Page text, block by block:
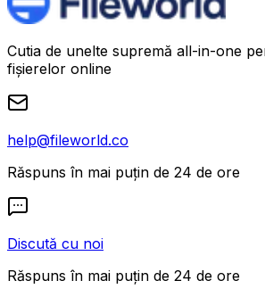
Cutia de unelte supremă all-in-one
fișierelor online
help@fileworld.co
Răspuns în mai puțin de 24 de ore
Discută cu noi
Răspuns în mai puțin de 24 de ore